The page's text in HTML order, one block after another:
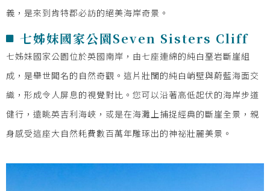
義，是來到肯特郡必訪的絕美海岸奇景。
七姊妺國家公園Seven Sisters Cliff
七姊妹國家公園位於英國南岸，由七座連綿的純白堊岩斷崖組
成，是舉世聞名的自然奇觀。這片壯闊的純白峭壁與蔚藍海面交
織，形成令人屏息的視覺對比。您可以沿著高低起伏的海岸步道
健行，遠眺英吉利海峽，或是在海灘上捕捉經典的斷崖全景，親
身感受這座大自然耗費數百萬年雕琢出的神祕壯麗美景。